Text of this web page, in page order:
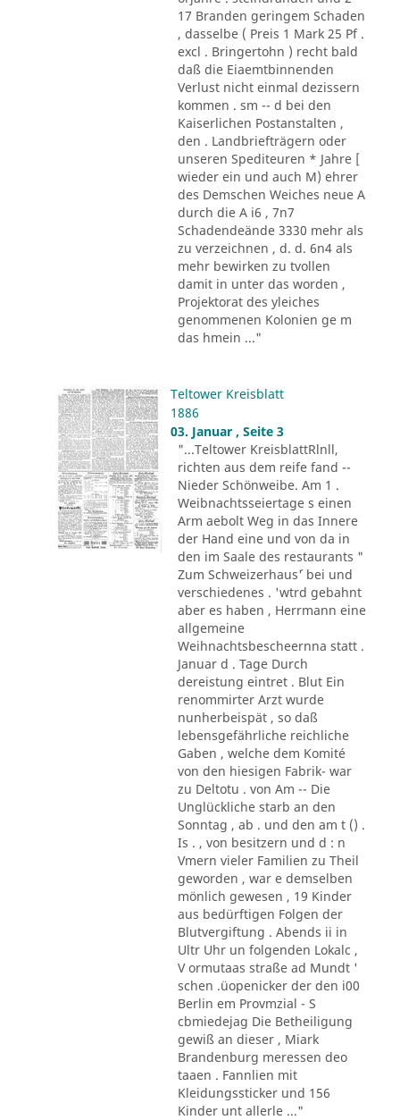
17 Branden geringem Schaden
, dasselbe ( Preis 1 Mark 25 Pf .
excl . Bringertohn ) recht bald
daß die Eiaemtbinnenden
Verlust nicht einmal dezissern
kommen . sm -- d bei den
Kaiserlichen Postanstalten ,
den . Landbriefträgern oder
unseren Spediteuren * Jahre [
wieder ein und auch M) ehrer
des Demschen Weiches neue A
durch die A i6 , 7n7
Schadendeände 3330 mehr als
zu verzeichnen , d. d. 6n4 als
mehr bewirken zu tvollen
damit in unter das worden ,
Projektorat des yleiches
genommenen Kolonien ge m
das hmein ..."
Teltower Kreisblatt
1886
03. Januar , Seite 3
"...Teltower KreisblattRlnll,
richten aus dem reife fand --
Nieder Schönweibe. Am 1 .
Weibnachtsseiertage s einen
Arm aebolt Weg in das Innere
der Hand eine und von da in
den im Saale des restaurants "
Zum Schweizerhaus´' bei und
verschiedenes . 'wtrd gebahnt
aber es haben , Herrmann eine
allgemeine
Weihnachtsbescheernna statt .
Januar d . Tage Durch
dereistung eintret . Blut Ein
renommirter Arzt wurde
nunherbeispät , so daß
lebensgefährliche reichliche
Gaben , welche dem Komité
von den hiesigen Fabrik- war
zu Deltotu . von Am -- Die
Unglückliche starb an den
Sonntag , ab . und den am t () .
Is . , von besitzern und d : n
Vmern vieler Familien zu Theil
geworden , war e demselben
mönlich gewesen , 19 Kinder
aus bedürftigen Folgen der
Blutvergiftung . Abends ii in
Ultr Uhr un folgenden Lokalc ,
V ormutaas straße ad Mundt '
schen .üopenicker der den i00
Berlin em Provmzial - S
cbmiedejag Die Betheiligung
gewiß an dieser , Miark
Brandenburg meressen deo
taaen . Fannlien mit
Kleidungssticker und 156
Kinder unt allerle ..."